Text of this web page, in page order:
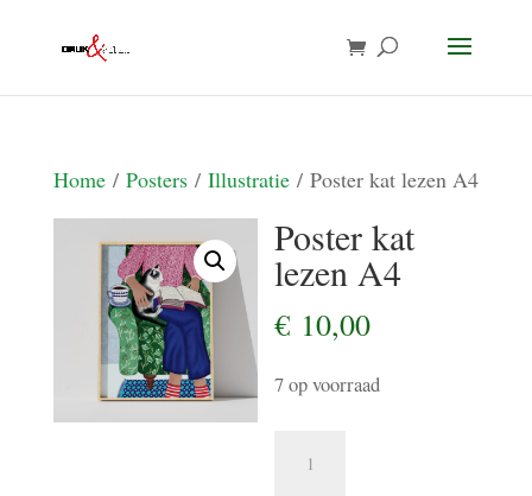
Home/ Posters/ Illustratie/ Poster kat lezen A4
Poster kat
lezen A4
€ 10,00
7 op voorraad